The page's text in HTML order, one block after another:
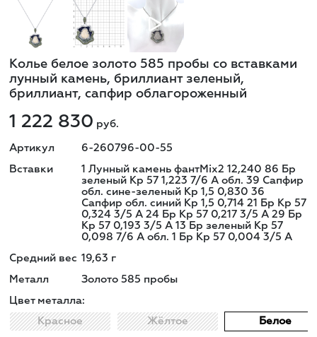
Колье белое золото 585 пробы со вставками
лунный камень, бриллиант зеленый,
бриллиант, сапфир облагороженный
1 222 830 руб.
Артикул 6-260796-00-55
Вставки
1 Лунный камень фантMix2 12,240 86 Бр
зеленый Кр 57 1,223 7/6 А обл. 39 Сапфир
обл. сине-зеленый Кр 1,5 0,830 36
Сапфир обл. синий Кр 1,5 0,714 21 Бр Кр 57
0,324 3/5 А 24 Бр Кр 57 0,217 3/5 А 29 Бр
Кр 57 0,193 3/5 А 13 Бр зеленый Кр 57
0,098 7/6 А обл. 1 Бр Кр 57 0,004 3/5 А
Средний вес 19,63 г
Металл Золото 585 пробы
Цвет металла:
Красное Жёлтое Белое